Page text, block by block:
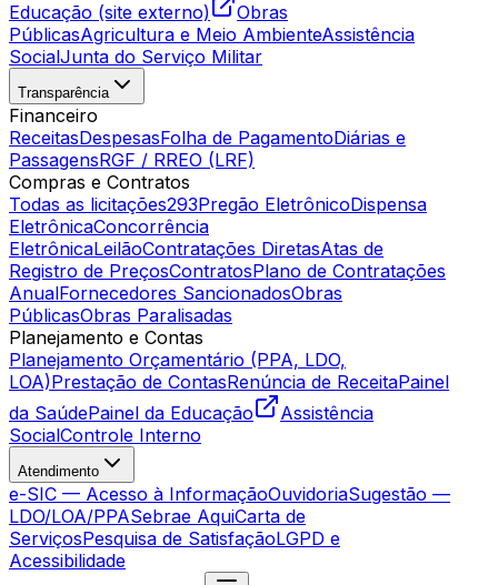
Educação (site externo)
Obras
PúblicasAgricultura e Meio AmbienteAssistência
SocialJunta do Serviço Militar
Transparência
Financeiro
ReceitasDespesasFolha de PagamentoDiárias e
PassagensRGF / RREO (LRF)
Compras e Contratos
Todas as licitações293Pregão EletrônicoDispensa
EletrônicaConcorrência
EletrônicaLeilãoContratações DiretasAtas de
Registro de PreçosContratosPlano de Contratações
AnualFornecedores SancionadosObras
PúblicasObras Paralisadas
Planejamento e Contas
Planejamento Orçamentário (PPA, LDO,
LOA)Prestação de ContasRenúncia de ReceitaPainel
da SaúdePainel da Educação
Assistência
SocialControle Interno
Atendimento
e-SIC — Acesso à InformaçãoOuvidoriaSugestão —
LDO/LOA/PPASebrae AquiCarta de
ServiçosPesquisa de SatisfaçãoLGPD e
Acessibilidade